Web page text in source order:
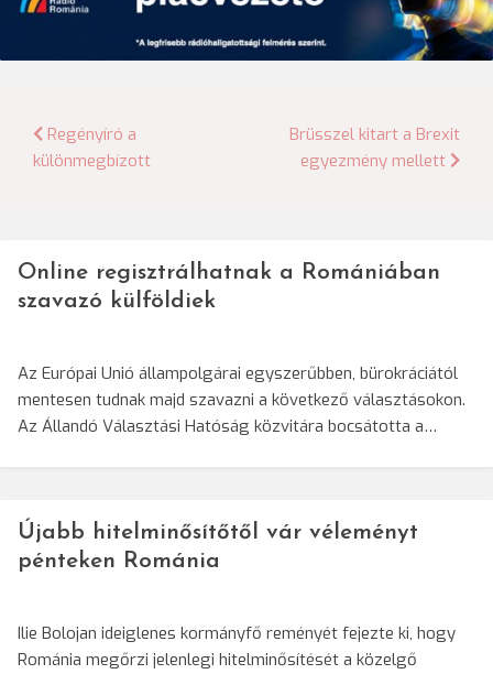
Bejegyzés
navigáció
Regényíró a
különmegbízott
Brüsszel kitart a Brexit
egyezmény mellett
Online regisztrálhatnak a Romániában
szavazó külföldiek
Az Európai Unió állampolgárai egyszerűbben, bürokráciától
mentesen tudnak majd szavazni a következő választásokon.
Az Állandó Választási Hatóság közvitára bocsátotta a…
Újabb hitelminősítőtől vár véleményt
pénteken Románia
Ilie Bolojan ideiglenes kormányfő reményét fejezte ki, hogy
Románia megőrzi jelenlegi hitelminősítését a közelgő